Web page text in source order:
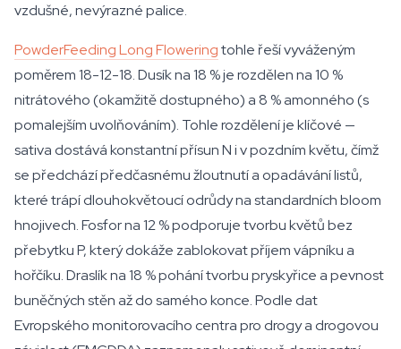
vzdušné, nevýrazné palice.
PowderFeeding Long Floweringtohle řeší vyváženým
poměrem 18-12-18. Dusík na 18 % je rozdělen na 10 %
nitrátového (okamžitě dostupného) a 8 % amonného (s
pomalejším uvolňováním). Tohle rozdělení je klíčové —
sativa dostává konstantní přísun N i v pozdním květu, čímž
se předchází předčasnému žloutnutí a opadávání listů,
které trápí dlouhokvětoucí odrůdy na standardních bloom
hnojivech. Fosfor na 12 % podporuje tvorbu květů bez
přebytku P, který dokáže zablokovat příjem vápníku a
hořčíku. Draslík na 18 % pohání tvorbu pryskyřice a pevnost
buněčných stěn až do samého konce. Podle dat
Evropského monitorovacího centra pro drogy a drogovou